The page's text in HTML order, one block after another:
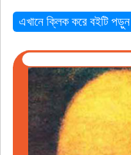
এখানে ক্লিক করে বইটি পড়ুন